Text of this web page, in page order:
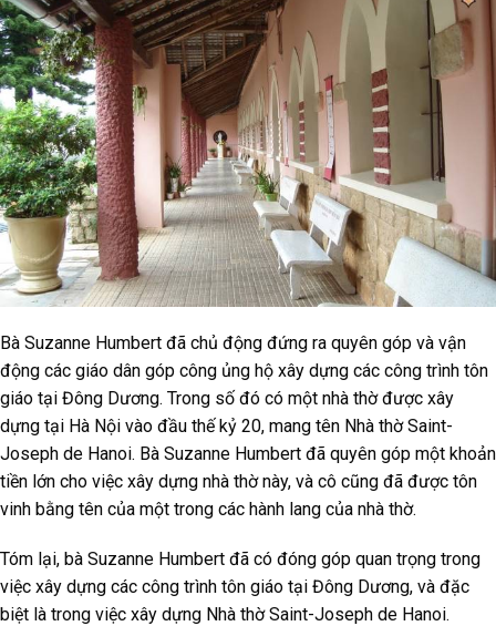
Bà Suzanne Humbert đã chủ động đứng ra quyên góp và vận
động các giáo dân góp công ủng hộ xây dựng các công trình tôn
giáo tại Đông Dương. Trong số đó có một nhà thờ được xây
dựng tại Hà Nội vào đầu thế kỷ 20, mang tên Nhà thờ Saint-
Joseph de Hanoi. Bà Suzanne Humbert đã quyên góp một khoản
tiền lớn cho việc xây dựng nhà thờ này, và cô cũng đã được tôn
vinh bằng tên của một trong các hành lang của nhà thờ.
Tóm lại, bà Suzanne Humbert đã có đóng góp quan trọng trong
việc xây dựng các công trình tôn giáo tại Đông Dương, và đặc
biệt là trong việc xây dựng Nhà thờ Saint-Joseph de Hanoi.